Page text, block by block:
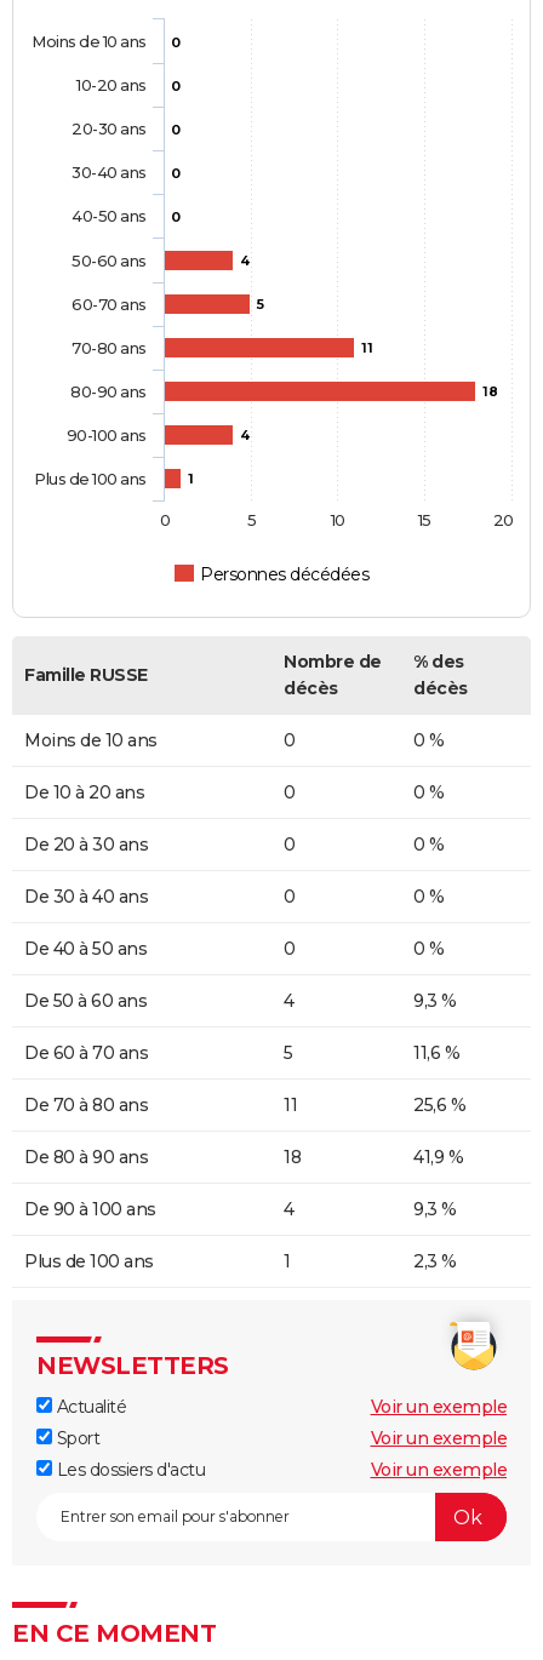
0
0
0
0
0
4
5
11
18
4
1
Personnes décédées
Moins de 10 ans
10-20 ans
20-30 ans
30-40 ans
40-50 ans
50-60 ans
60-70 ans
70-80 ans
80-90 ans
90-100 ans
Plus de 100 ans
0 5 10 15 20
Famille RUSSE
Nombre de
décès
% des
décès
Moins de 10 ans 0 0 %
De 10 à 20 ans 0 0 %
De 20 à 30 ans 0 0 %
De 30 à 40 ans 0 0 %
De 40 à 50 ans 0 0 %
De 50 à 60 ans 4 9,3 %
De 60 à 70 ans 5 11,6 %
De 70 à 80 ans 11 25,6 %
De 80 à 90 ans 18 41,9 %
De 90 à 100 ans 4 9,3 %
Plus de 100 ans 1 2,3 %
NEWSLETTERS
Actualité
Voir un exemple
Sport
Voir un exemple
Les dossiers d'actu
Voir un exemple
EN CE MOMENT